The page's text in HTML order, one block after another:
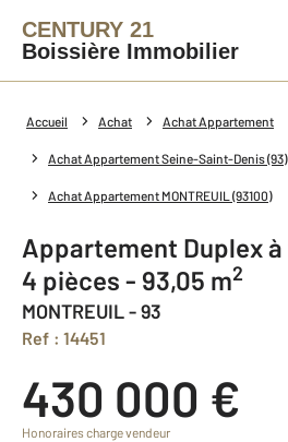
CENTURY 21
Boissière Immobilier
Accueil Achat Achat Appartement
Achat Appartement Seine-Saint-Denis (93)
Achat Appartement MONTREUIL (93100)
Appartement Duplex
4 pièces - 93,05 m2
MONTREUIL - 93
Ref : 14451
430 000 €
Honoraires charge vendeur